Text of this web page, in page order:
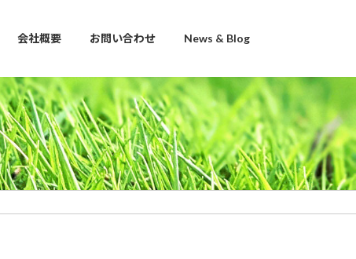
会社概要 お問い合わせ News & Blog